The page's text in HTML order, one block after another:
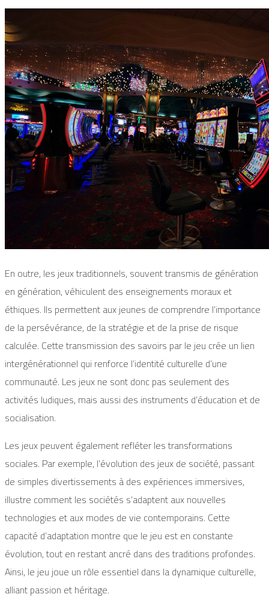
En outre, les jeux traditionnels, souvent transmis de génération
en génération, véhiculent des enseignements moraux et
éthiques. Ils permettent aux jeunes de comprendre l’importance
de la persévérance, de la stratégie et de la prise de risque
calculée. Cette transmission des savoirs par le jeu crée un lien
intergénérationnel qui renforce l’identité culturelle d’une
communauté. Les jeux ne sont donc pas seulement des
activités ludiques, mais aussi des instruments d’éducation et de
socialisation.
Les jeux peuvent également refléter les transformations
sociales. Par exemple, l’évolution des jeux de société, passant
de simples divertissements à des expériences immersives,
illustre comment les sociétés s’adaptent aux nouvelles
technologies et aux modes de vie contemporains. Cette
capacité d’adaptation montre que le jeu est en constante
évolution, tout en restant ancré dans des traditions profondes.
Ainsi, le jeu joue un rôle essentiel dans la dynamique culturelle,
alliant passion et héritage.